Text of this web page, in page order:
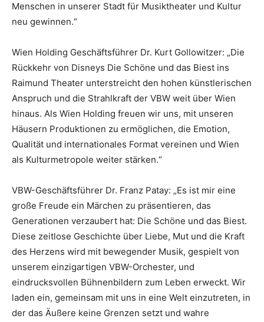
Menschen in unserer Stadt für Musiktheater und Kultur
neu gewinnen.“
Wien Holding Geschäftsführer Dr. Kurt Gollowitzer: „Die
Rückkehr von Disneys Die Schöne und das Biest ins
Raimund Theater unterstreicht den hohen künstlerischen
Anspruch und die Strahlkraft der VBW weit über Wien
hinaus. Als Wien Holding freuen wir uns, mit unseren
Häusern Produktionen zu ermöglichen, die Emotion,
Qualität und internationales Format vereinen und Wien
als Kulturmetropole weiter stärken.“
VBW-Geschäftsführer Dr. Franz Patay: „Es ist mir eine
große Freude ein Märchen zu präsentieren, das
Generationen verzaubert hat: Die Schöne und das Biest.
Diese zeitlose Geschichte über Liebe, Mut und die Kraft
des Herzens wird mit bewegender Musik, gespielt von
unserem einzigartigen VBW-Orchester, und
eindrucksvollen Bühnenbildern zum Leben erweckt. Wir
laden ein, gemeinsam mit uns in eine Welt einzutreten, in
der das Äußere keine Grenzen setzt und wahre